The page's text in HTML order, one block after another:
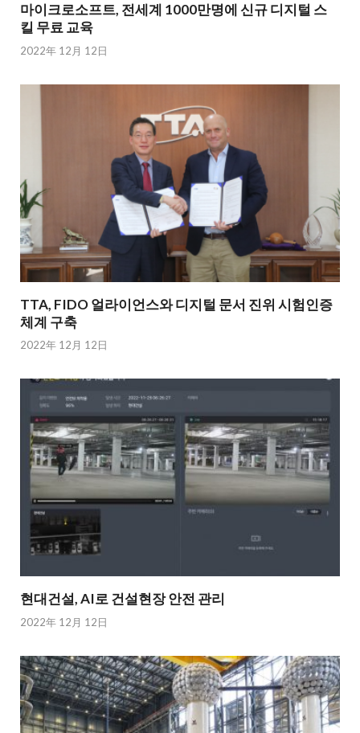
마이크로소프트, 전세계 1000만명에 신규 디지털 스
킬 무료 교육
2022年 12月 12日
TTA, FIDO 얼라이언스와 디지털 문서 진위 시험인증
체계 구축
2022年 12月 12日
현대건설, AI로 건설현장 안전 관리
2022年 12月 12日